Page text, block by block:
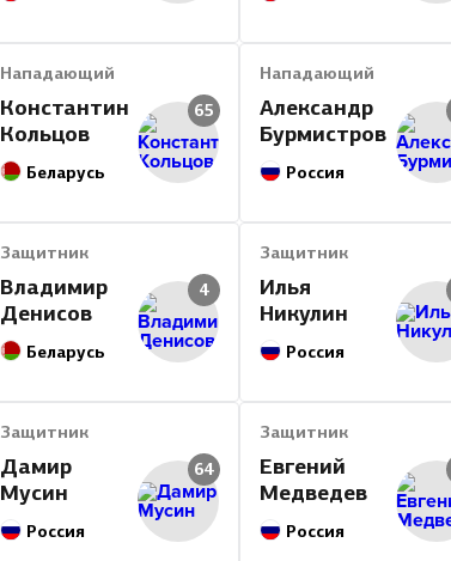
Нападающий
Константин
Кольцов
Беларусь
65
Нападающий
Александр
Бурмистров
Россия
Защитник
Владимир
Денисов
Беларусь
4
Защитник
Илья
Никулин
Россия
Защитник
Дамир
Мусин
Россия
64
Защитник
Евгений
Медведев
Россия